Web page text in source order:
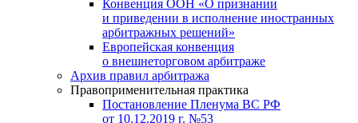
Конвенция ООН «О признании
и приведении в исполнение иностранных
арбитражных решений»
Европейская конвенция
о внешнеторговом арбитраже
Архив правил арбитража
Правоприменительная практика
Постановление Пленума ВС РФ
от 10.12.2019 г. №53